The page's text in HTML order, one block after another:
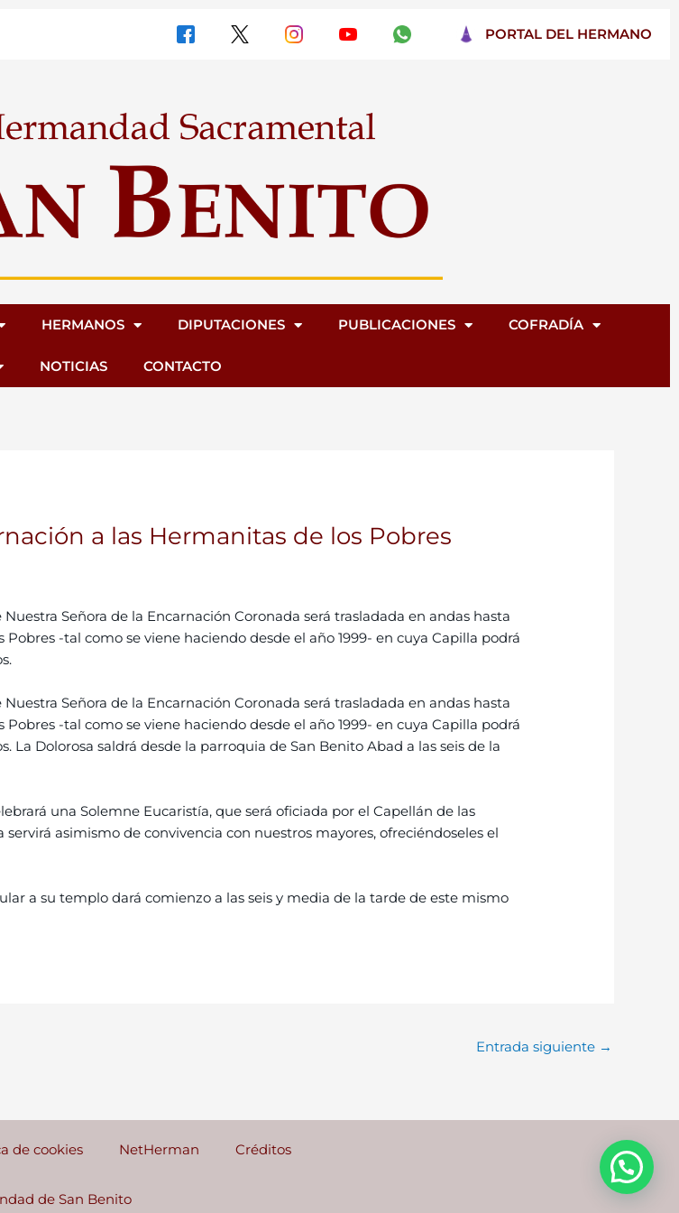
PORTAL DEL HERMANO
HERMANOS DIPUTACIONES PUBLICACIONES COFRADÍA
NOTICIAS CONTACTO
a las Hermanitas de los Pobres
Señora de la Encarnación Coronada será trasladada en andas hasta
-tal como se viene haciendo desde el año 1999- en cuya Capilla podrá
Señora de la Encarnación Coronada será trasladada en andas hasta
-tal como se viene haciendo desde el año 1999- en cuya Capilla podrá
La Dolorosa saldrá desde la parroquia de San Benito Abad a las seis de la
una Solemne Eucaristía, que será oficiada por el Capellán de las
asimismo de convivencia con nuestros mayores, ofreciéndoseles el
a su templo dará comienzo a las seis y media de la tarde de este mismo
Entrada siguiente →
de cookies NetHerman Créditos
de San Benito